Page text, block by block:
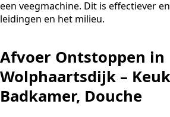
een veegmachine. Dit is effectiever
leidingen en het milieu.
Afvoer Ontstoppen in
Wolphaartsdijk –
Badkamer, Douche